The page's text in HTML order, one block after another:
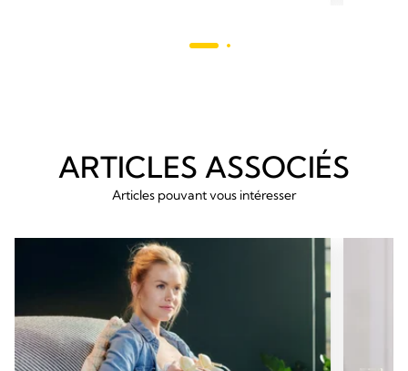
ARTICLES ASSOCIÉS
Articles pouvant vous intéresser